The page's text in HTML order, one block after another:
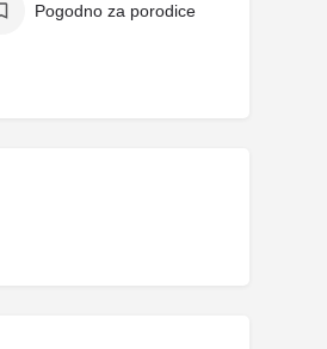
Pogodno za porodice